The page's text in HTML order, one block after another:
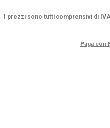
I prezzi sono tutti comprensivi di
Paga con